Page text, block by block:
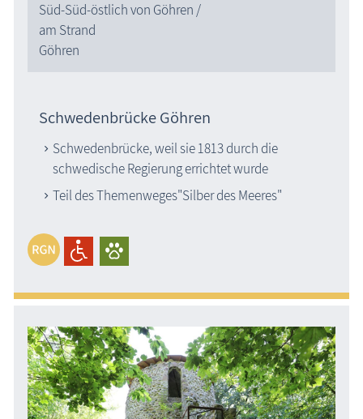
Süd-Süd-östlich von Göhren /
am Strand
Göhren
Schwedenbrücke Göhren
Schwedenbrücke, weil sie 1813 durch die
schwedische Regierung errichtet wurde
Teil des Themenweges"Silber des Meeres"